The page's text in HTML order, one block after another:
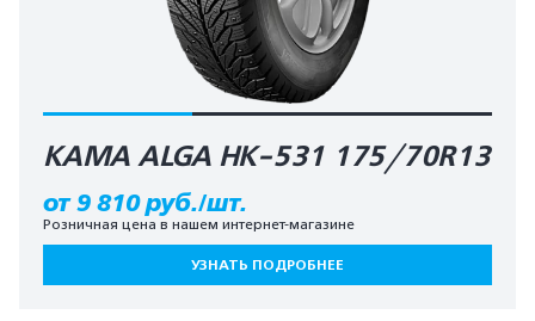
КАМА ALGA HK-531 175/70R13
от 9 810 руб./шт.
Розничная цена в нашем интернет-магазине
УЗНАТЬ ПОДРОБНЕЕ